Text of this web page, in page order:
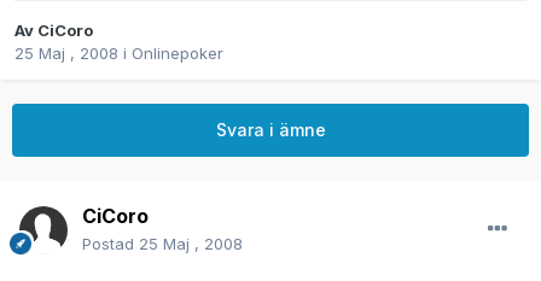
Av CiCoro
25 Maj , 2008 i Onlinepoker
Svara i ämne
CiCoro
Postad 25 Maj , 2008